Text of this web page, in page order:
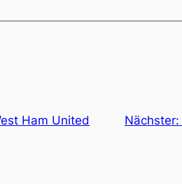
Ham United Nächster: